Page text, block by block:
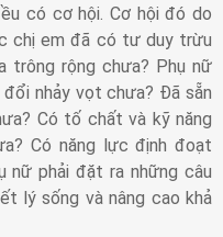
có cơ hội. Cơ hội đó do
chị em đã có tư duy trừu
trông rộng chưa? Phụ nữ
nhảy vọt chưa? Đã sẵn
Có tố chất và kỹ năng
Có năng lực định đoạt
nữ phải đặt ra những câu
lý sống và nâng cao khả